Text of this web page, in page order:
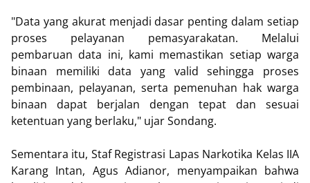
"Data yang akurat menjadi dasar penting dalam setiap
proses pelayanan pemasyarakatan. Melalui
pembaruan data ini, kami memastikan setiap warga
binaan memiliki data yang valid sehingga proses
pembinaan, pelayanan, serta pemenuhan hak warga
binaan dapat berjalan dengan tepat dan sesuai
ketentuan yang berlaku," ujar Sondang.
Sementara itu, Staf Registrasi Lapas Narkotika Kelas IIA
Karang Intan, Agus Adianor, menyampaikan bahwa